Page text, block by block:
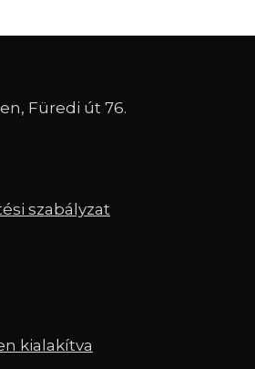
Füredi út 76.
szabályzat
kialakítva